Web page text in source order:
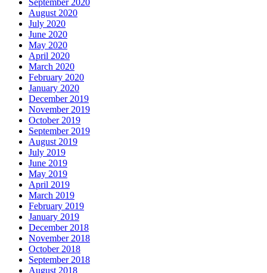
September 2020
August 2020
July 2020
June 2020
May 2020
April 2020
March 2020
February 2020
January 2020
December 2019
November 2019
October 2019
September 2019
August 2019
July 2019
June 2019
May 2019
April 2019
March 2019
February 2019
January 2019
December 2018
November 2018
October 2018
September 2018
August 2018